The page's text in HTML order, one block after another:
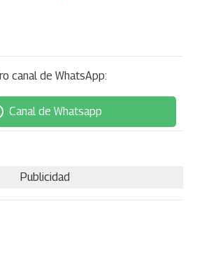
canal de WhatsApp:
Canal de Whatsapp
Publicidad